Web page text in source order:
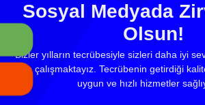
Sosyal Medyada
Olsun!
Bizler yılların tecrübesiyle sizleri daha iyi
için çalışmaktayız. Tecrübenin getirdiği
uygun ve hızlı hizmetler